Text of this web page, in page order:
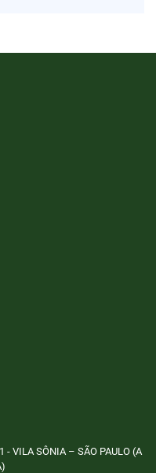
- VILA SÔNIA – SÃO PAULO (A